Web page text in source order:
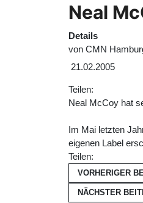
Neal
Details
von CMN
21.02.2005
Teilen:
Neal McCoy hat
Im Mai letzten
eigenen Label
Teilen:
VORHERIGER
NÄCHSTER